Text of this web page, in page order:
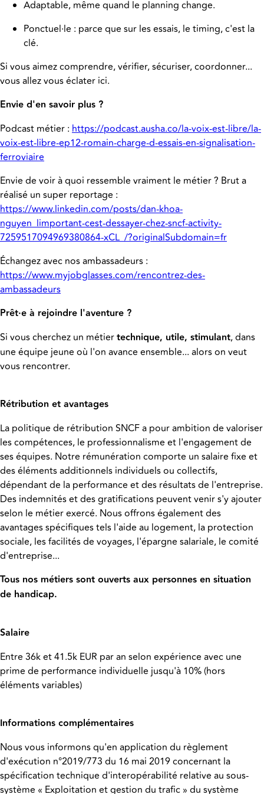
Adaptable, même quand le planning change.
Ponctuel·le : parce que sur les essais, le timing, c'est la
clé.
Si vous aimez comprendre, vérifier, sécuriser, coordonner...
vous allez vous éclater ici.
Envie d'en savoir plus ?
Podcast métier : https://podcast.ausha.co/la-voix-est-libre/la-
voix-est-libre-ep12-romain-charge-d-essais-en-signalisation-
ferroviaire
Envie de voir à quoi ressemble vraiment le métier ? Brut a
réalisé un super reportage :
https://www.linkedin.com/posts/dan-khoa-
nguyen_limportant-cest-dessayer-chez-sncf-activity-
7259517094969380864-xCL_/?originalSubdomain=fr
Échangez avec nos ambassadeurs :
https://www.myjobglasses.com/rencontrez-des-
ambassadeurs
Prêt·e à rejoindre l'aventure ?
Si vous cherchez un métiertechnique, utile, stimulant, dans
une équipe jeune où l'on avance ensemble... alors on veut
vous rencontrer.
Rétribution et avantages
La politique de rétribution SNCF a pour ambition de valoriser
les compétences, le professionnalisme et l'engagement de
ses équipes. Notre rémunération comporte un salaire fixe et
des éléments additionnels individuels ou collectifs,
dépendant de la performance et des résultats de l'entreprise.
Des indemnités et des gratifications peuvent venir s'y ajouter
selon le métier exercé. Nous offrons également des
avantages spécifiques tels l'aide au logement, la protection
sociale, les facilités de voyages, l'épargne salariale, le comité
d'entreprise...
Tous nos métiers sont ouverts aux personnes en situation
de handicap.
Salaire
Entre 36k et 41.5k EUR par an selon expérience avec une
prime de performance individuelle jusqu'à 10% (hors
éléments variables)
Informations complémentaires
Nous vous informons qu'en application du règlement
d'exécution n°2019/773 du 16 mai 2019 concernant la
spécification technique d'interopérabilité relative au sous-
système « Exploitation et gestion du trafic » du système